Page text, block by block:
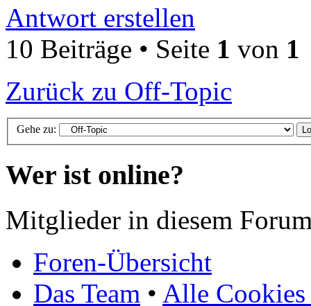
Antwort erstellen
10 Beiträge • Seite 1 von 1
Zurück zu Off-Topic
Gehe zu:
Wer ist online?
Mitglieder in diesem
Foren-Übersicht
Das Team • Alle Cookies